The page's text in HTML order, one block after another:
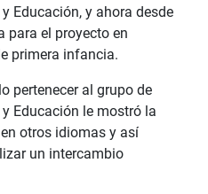
Educación, y ahora desde
para el proyecto en
primera infancia.
pertenecer al grupo de
Educación le mostró la
otros idiomas y así
un intercambio